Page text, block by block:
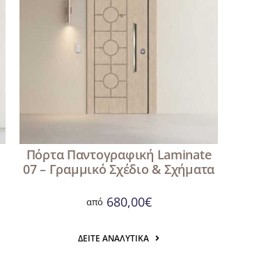
Πόρτα Παντογραφική Laminate
07 – Γραμμικό Σχέδιο & Σχήματα
από 680,00€
ΔΕΊΤΕ ΑΝΑΛΥΤΙΚΆ